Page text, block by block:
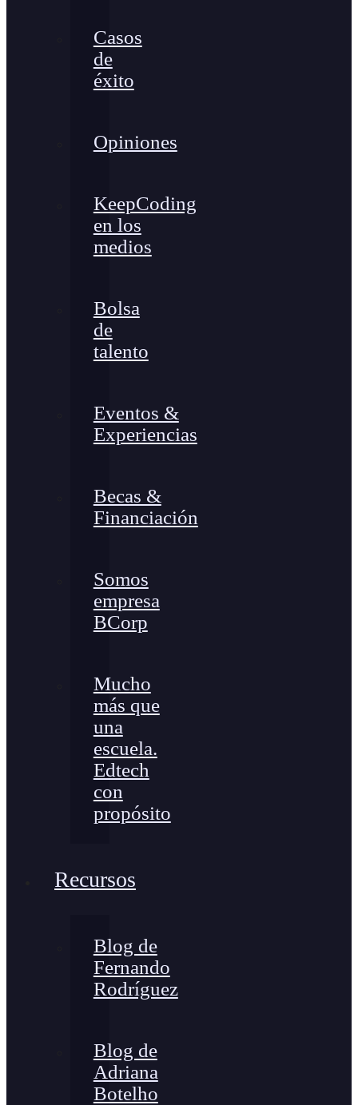
Casos
de
éxito
Opiniones
KeepCoding
en los
medios
Bolsa
de
talento
Eventos &
Experiencias
Becas &
Financiación
Somos
empresa
BCorp
Mucho
más que
una
escuela.
Edtech
con
propósito
Recursos
Blog de
Fernando
Rodríguez
Blog de
Adriana
Botelho